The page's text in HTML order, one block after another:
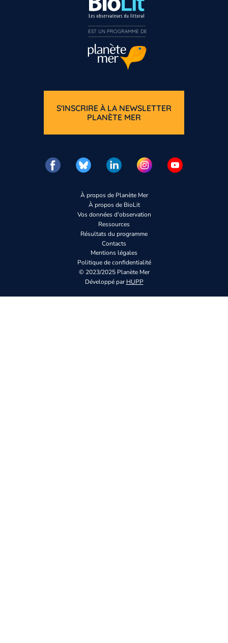
À propos de Planète Mer
À propos de BioLit
Vos données d'observation
Ressources
Résultats du programme
Contacts
Mentions légales
Politique de confidentialité
© 2023/2025 Planète Mer
Développé parHUPP
S'INSCRIRE À LA NEWSLETTER
PLANÈTE MER